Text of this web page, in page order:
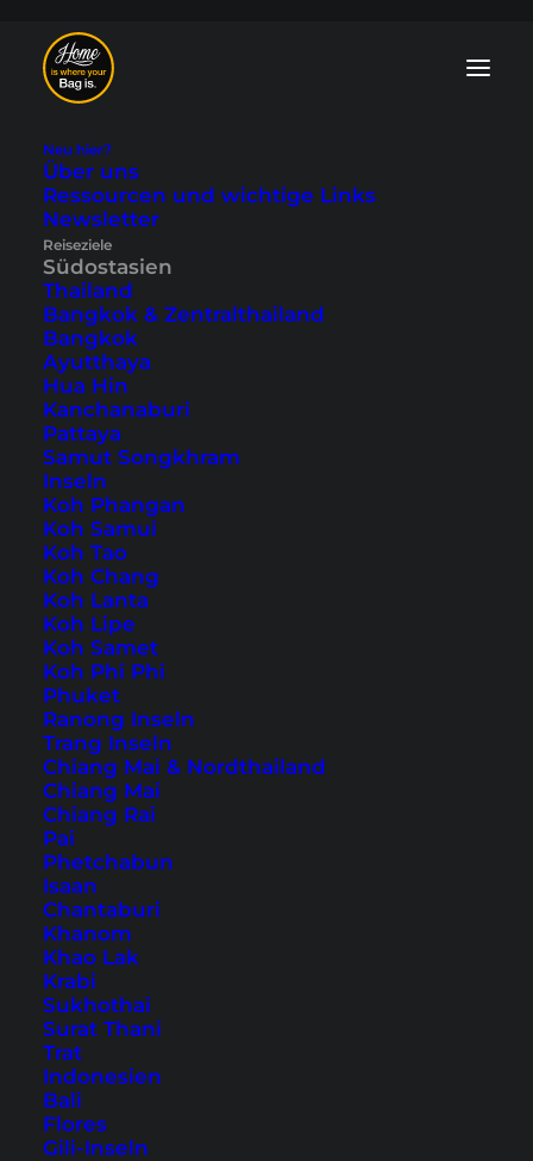
Neu hier?
Über uns
Ressourcen und wichtige Links
Newsletter
Reiseziele
Südostasien
Thailand
Bangkok & Zentralthailand
Bangkok
Ayutthaya
Hua Hin
Kanchanaburi
Pattaya
Samut Songkhram
Inseln
Koh Phangan
Koh Samui
Koh Tao
Koh Chang
Koh Lanta
Koh Lipe
Koh Samet
Koh Phi Phi
Phuket
Ranong Inseln
Trang Inseln
Chiang Mai & Nordthailand
Chiang Mai
Chiang Rai
Pai
Phetchabun
Isaan
Chantaburi
Khanom
Khao Lak
Krabi
Sukhothai
Surat Thani
Trat
Indonesien
Bali
Flores
Gili-Inseln
Südostasien Blog:
Tipps und
Reiseberichte
In unserem Südostasien Blog findest du
zahlreicheAusflugsziele
und
decken alle Länder von Thailand,
Indonesien, Malaysia bis Vietnam,
Kambodscha, Laos, Myanmar und den
Stadtstaat Singapur ab.
Home Südostasien
Tipps, Reiseberichte und
die schönsten
Sehenswürdigkeiten